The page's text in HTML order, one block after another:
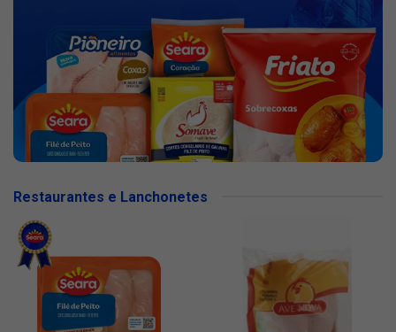
Restaurantes e Lanchonetes